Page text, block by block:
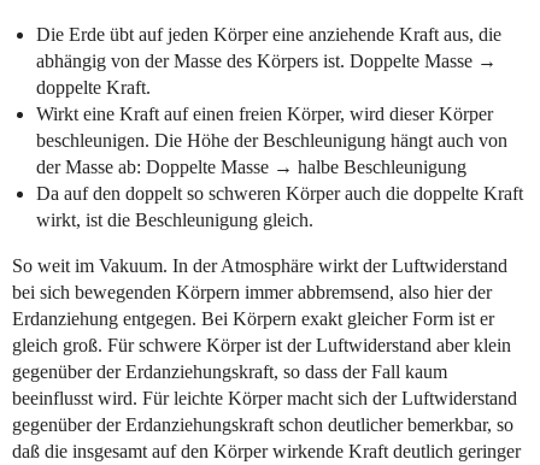
Die Erde übt auf jeden Körper eine anziehende Kraft aus, die
abhängig von der Masse des Körpers ist. Doppelte Masse →
doppelte Kraft.
Wirkt eine Kraft auf einen freien Körper, wird dieser Körper
beschleunigen. Die Höhe der Beschleunigung hängt auch von
der Masse ab: Doppelte Masse → halbe Beschleunigung
Da auf den doppelt so schweren Körper auch die doppelte Kraft
wirkt, ist die Beschleunigung gleich.
So weit im Vakuum. In der Atmosphäre wirkt der Luftwiderstand
bei sich bewegenden Körpern immer abbremsend, also hier der
Erdanziehung entgegen. Bei Körpern exakt gleicher Form ist er
gleich groß. Für schwere Körper ist der Luftwiderstand aber klein
gegenüber der Erdanziehungskraft, so dass der Fall kaum
beeinflusst wird. Für leichte Körper macht sich der Luftwiderstand
gegenüber der Erdanziehungskraft schon deutlicher bemerkbar, so
daß die insgesamt auf den Körper wirkende Kraft deutlich geringer